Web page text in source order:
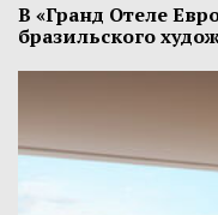
В «Гранд Отеле
бразильского